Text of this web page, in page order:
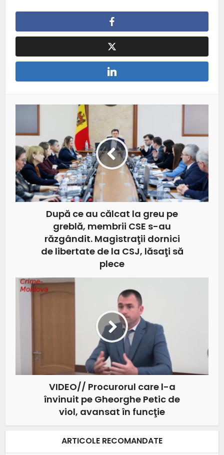
După ce au călcat la greu pe
greblă, membrii CSE s-au
răzgândit. Magistraţii dornici
de libertate de la CSJ, lăsaţi să
plece
VIDEO// Procurorul care l-a
învinuit pe Gheorghe Petic de
viol, avansat în funcţie
ARTICOLE RECOMANDATE